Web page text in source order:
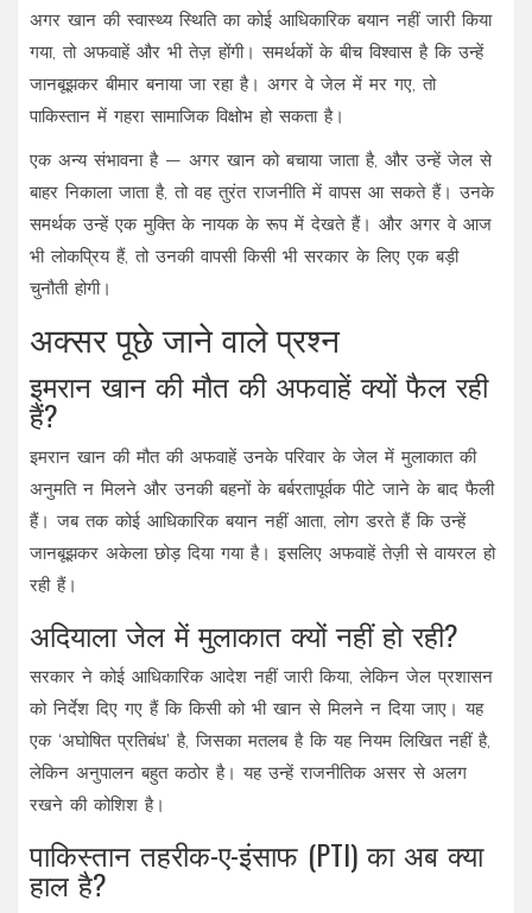
अगर खान की स्वास्थ्य स्थिति का कोई आधिकारिक बयान नहीं जारी किया
गया, तो अफवाहें और भी तेज़ होंगी। समर्थकों के बीच विश्वास है कि उन्हें
जानबूझकर बीमार बनाया जा रहा है। अगर वे जेल में मर गए, तो
पाकिस्तान में गहरा सामाजिक विक्षोभ हो सकता है।
एक अन्य संभावना है — अगर खान को बचाया जाता है, और उन्हें जेल से
बाहर निकाला जाता है, तो वह तुरंत राजनीति में वापस आ सकते हैं। उनके
समर्थक उन्हें एक मुक्ति के नायक के रूप में देखते हैं। और अगर वे आज
भी लोकप्रिय हैं, तो उनकी वापसी किसी भी सरकार के लिए एक बड़ी
चुनौती होगी।
अक्सर पूछे जाने वाले प्रश्न
इमरान खान की मौत की अफवाहें क्यों फैल रही
हैं?
इमरान खान की मौत की अफवाहें उनके परिवार के जेल में मुलाकात की
अनुमति न मिलने और उनकी बहनों के बर्बरतापूर्वक पीटे जाने के बाद फैली
हैं। जब तक कोई आधिकारिक बयान नहीं आता, लोग डरते हैं कि उन्हें
जानबूझकर अकेला छोड़ दिया गया है। इसलिए अफवाहें तेज़ी से वायरल हो
रही हैं।
अदियाला जेल में मुलाकात क्यों नहीं हो रही?
सरकार ने कोई आधिकारिक आदेश नहीं जारी किया, लेकिन जेल प्रशासन
को निर्देश दिए गए हैं कि किसी को भी खान से मिलने न दिया जाए। यह
एक ‘अघोषित प्रतिबंध’ है, जिसका मतलब है कि यह नियम लिखित नहीं है,
लेकिन अनुपालन बहुत कठोर है। यह उन्हें राजनीतिक असर से अलग
रखने की कोशिश है।
पाकिस्तान तहरीक-ए-इंसाफ (PTI) का अब क्या
हाल है?